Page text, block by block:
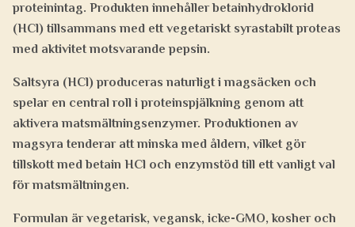
proteinintag. Produkten innehåller betainhydroklorid
(HCl) tillsammans med ett vegetariskt syrastabilt proteas
med aktivitet motsvarande pepsin.
Saltsyra (HCl) produceras naturligt i magsäcken och
spelar en central roll i proteinspjälkning genom att
aktivera matsmältningsenzymer. Produktionen av
magsyra tenderar att minska med åldern, vilket gör
tillskott med betain HCl och enzymstöd till ett vanligt val
för matsmältningen.
Formulan är vegetarisk, vegansk, icke-GMO, kosher och